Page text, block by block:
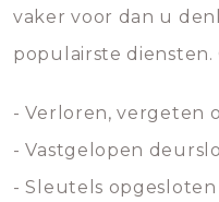
vaker voor dan u
populairste
- Verloren, vergeten
- Vastgelopen
- Sleutels